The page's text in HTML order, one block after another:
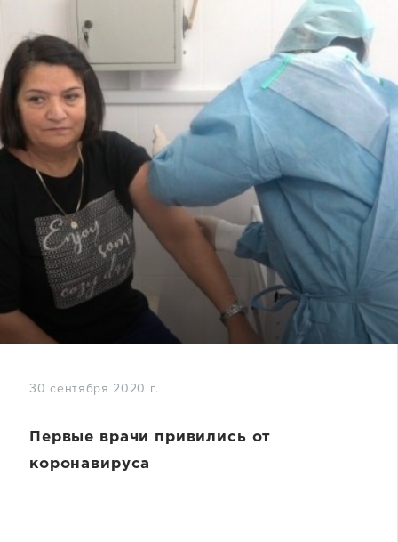
30 сентября 2020 г.
Первые врачи привились от
коронавируса